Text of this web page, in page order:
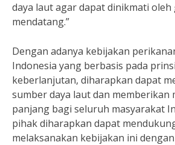
daya laut agar dapat dinikmati oleh
mendatang.”
Dengan adanya kebijakan
Indonesia yang berbasis pada
keberlanjutan, diharapkan dapat
sumber daya laut dan memberikan
panjang bagi seluruh masyarakat
pihak diharapkan dapat
melaksanakan kebijakan ini